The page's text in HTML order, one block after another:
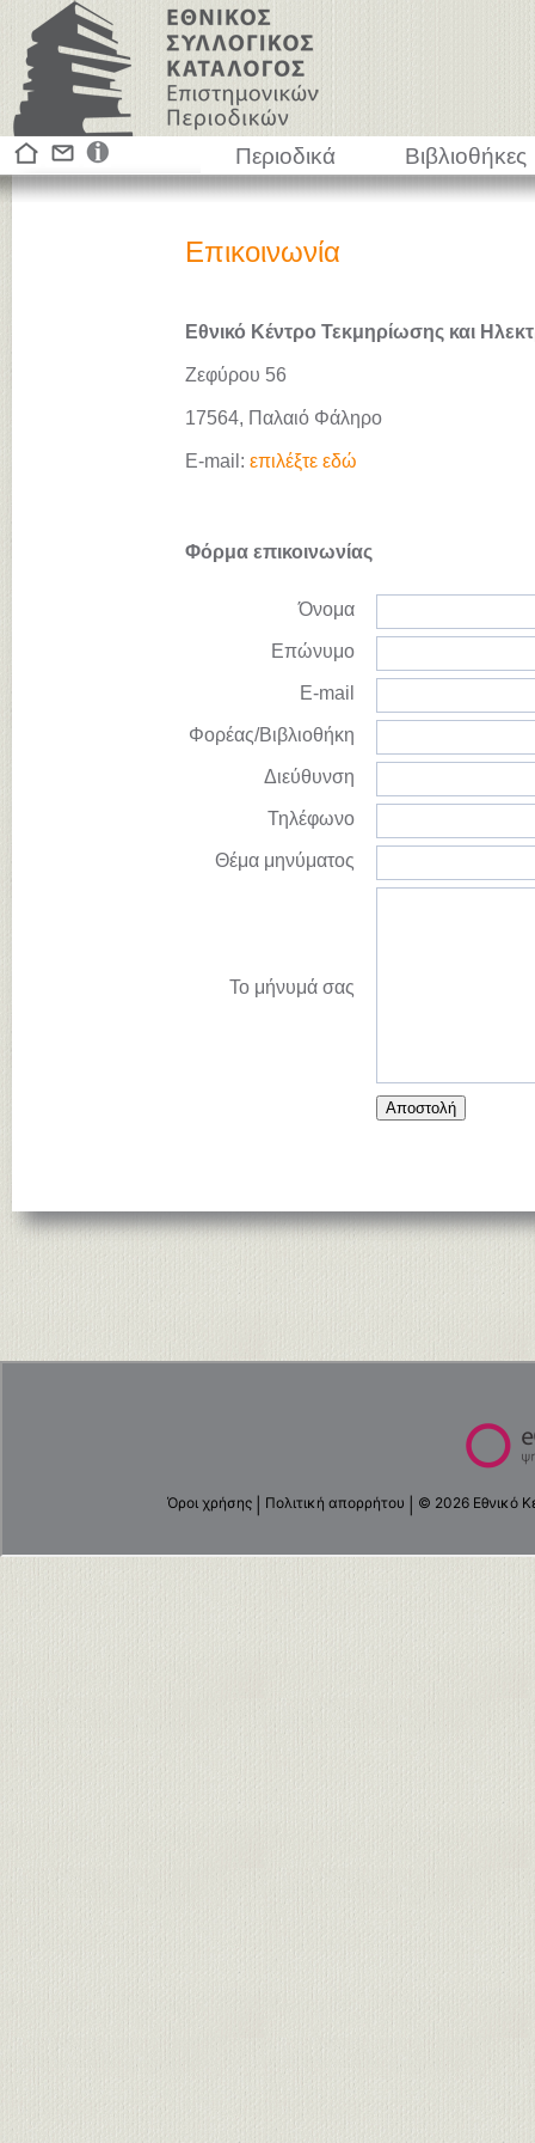
Περιοδικά Βιβλιοθήκες
Επικοινωνία
Εθνικό Κέντρο Τεκμηρίωσης και
Ζεφύρου 56
17564, Παλαιό Φάληρο
E-mail: επιλέξτε εδώ
Φόρμα επικοινωνίας
Όνομα
Επώνυμο
E-mail
Φορέας/Βιβλιοθήκη
Διεύθυνση
Τηλέφωνο
Θέμα μηνύματος
Το μήνυμά σας
Αποστολή